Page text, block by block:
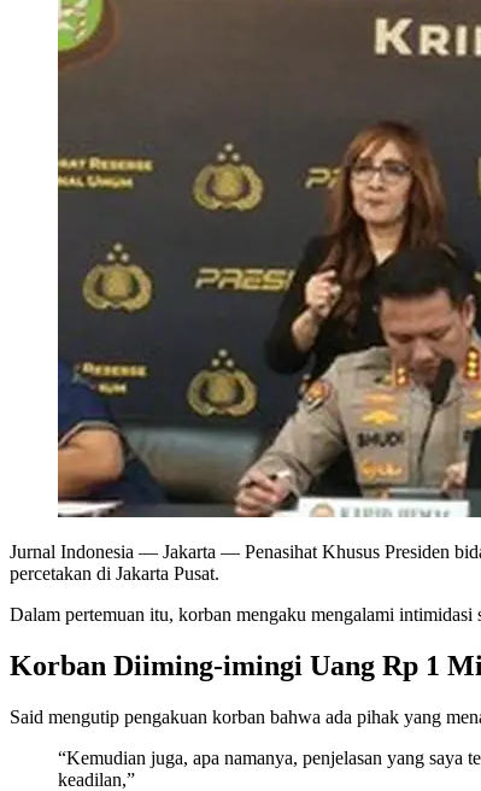
Jurnal Indonesia — Jakarta — Penasihat Khusus Presiden
percetakan di Jakarta Pusat.
Dalam pertemuan itu, korban mengaku mengalami intimidasi
Korban Diiming-imingi Uang Rp 1
Said mengutip pengakuan korban bahwa ada pihak yang
“Kemudian juga, apa namanya, penjelasan yang saya
keadilan,”